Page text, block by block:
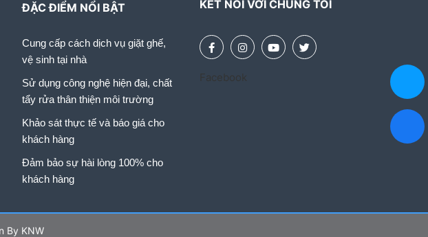
ĐẶC ĐIỂM NỔI BẬT
Cung cấp cách dịch vụ giặt ghế,
vệ sinh tại nhà
Sử dụng công nghệ hiện đại, chất
tẩy rửa thân thiện môi trường
Khảo sát thực tế và báo giá cho
khách hàng
Đảm bảo sự hài lòng 100% cho
khách hàng
KẾT NỐI VỚI CHÚNG TÔI
Facebook
By KNW